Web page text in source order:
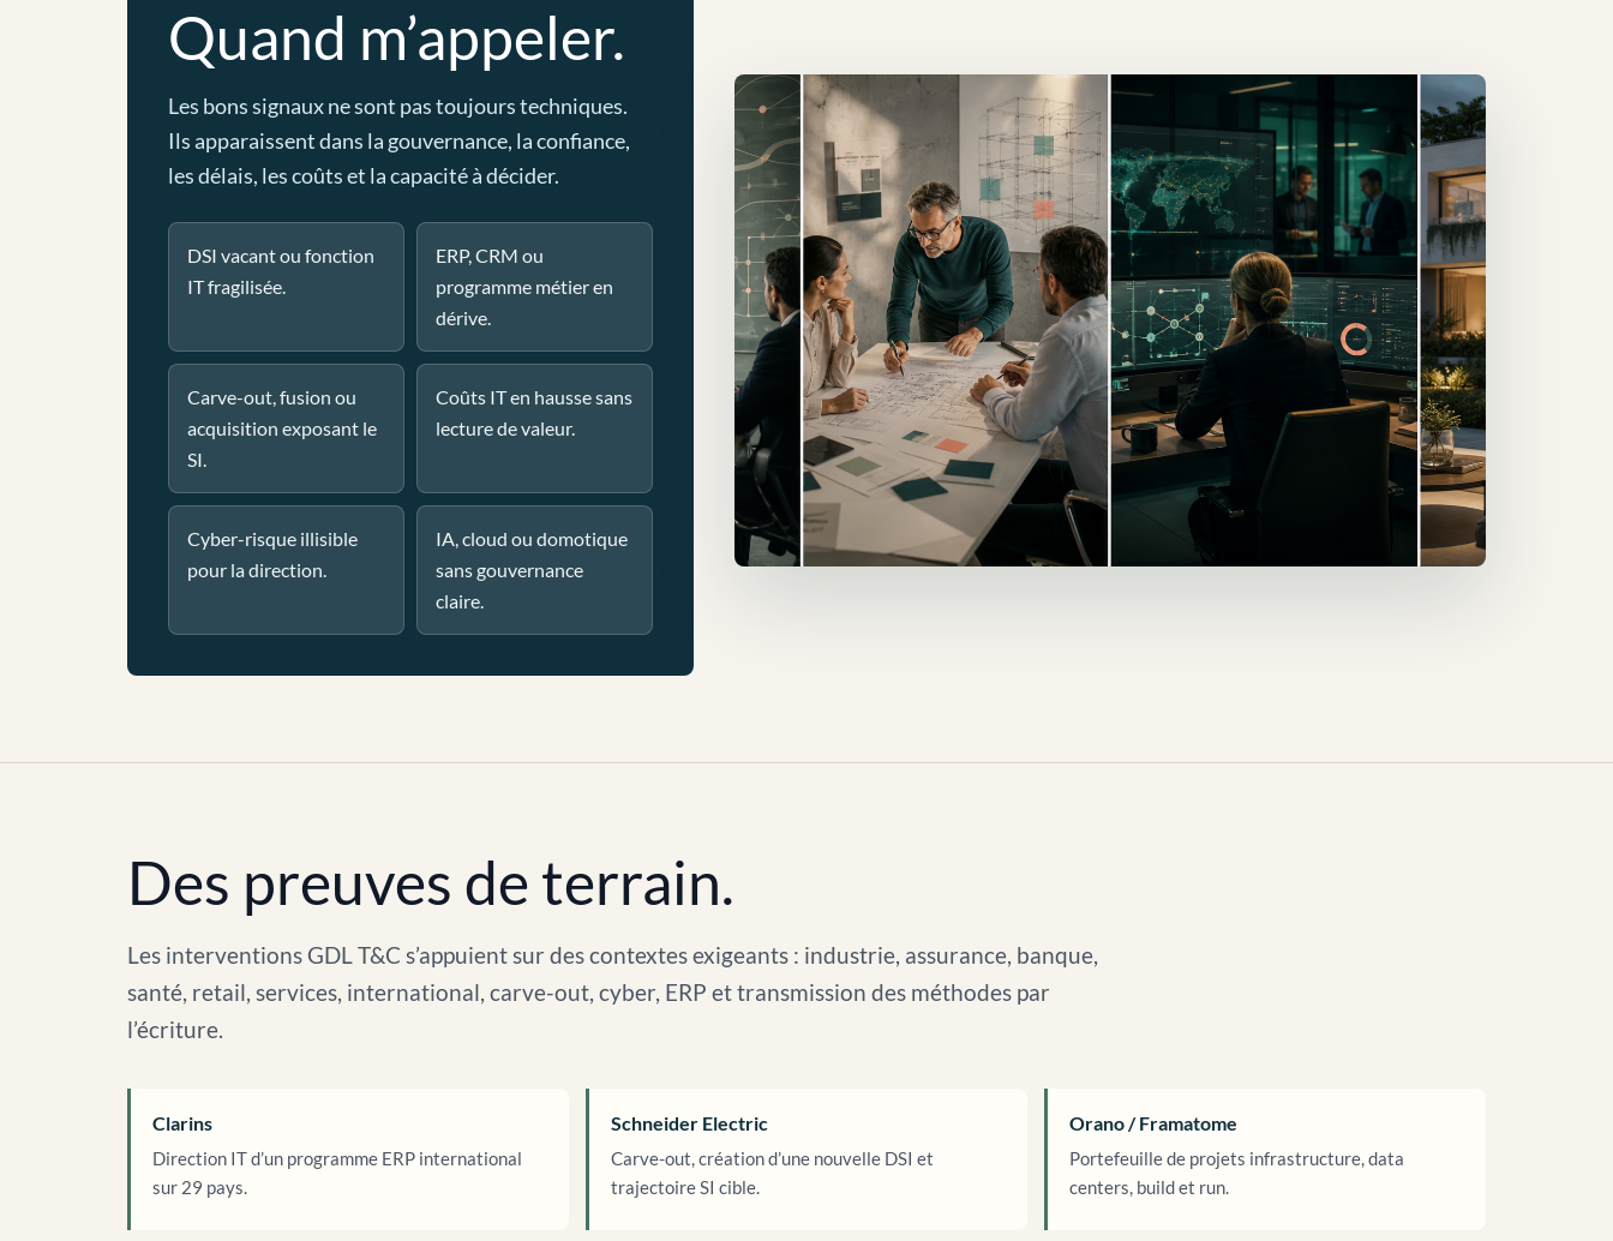
Quand m’appeler.
Les bons signaux ne sont pas toujours techniques.
Ils apparaissent dans la gouvernance, la confiance,
les délais, les coûts et la capacité à décider.
DSI vacant ou fonction
IT fragilisée.
ERP, CRM ou
programme métier en
dérive.
Carve-out, fusion ou
acquisition exposant le
SI.
Coûts IT en hausse sans
lecture de valeur.
Cyber-risque illisible
pour la direction.
IA, cloud ou domotique
sans gouvernance
claire.
Des preuves de terrain.
Les interventions GDL T&C s’appuient sur des contextes exigeants : industrie, assurance, banque,
santé, retail, services, international, carve-out, cyber, ERP et transmission des méthodes par
l’écriture.
Clarins
Direction IT d’un programme ERP international
sur 29 pays.
Schneider Electric
Carve-out, création d’une nouvelle DSI et
trajectoire SI cible.
Orano / Framatome
Portefeuille de projets infrastructure, data
centers, build et run.